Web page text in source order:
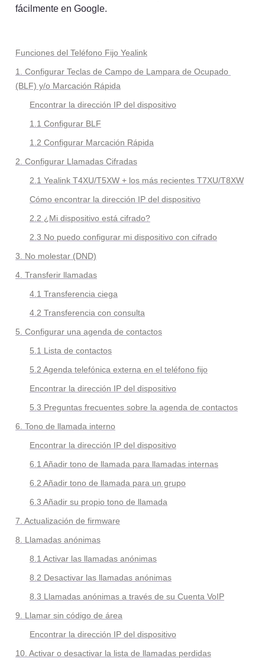
fácilmente en Google.
Funciones del Teléfono Fijo Yealink
1. Configurar Teclas de Campo de Lampara de Ocupado
(BLF) y/o Marcación Rápida
Encontrar la dirección IP del dispositivo
1.1 Configurar BLF
1.2 Configurar Marcación Rápida
2. Configurar Llamadas Cifradas
2.1 Yealink T4XU/T5XW + los más recientes T7XU/T8XW
Cómo encontrar la dirección IP del dispositivo
2.2 ¿Mi dispositivo está cifrado?
2.3 No puedo configurar mi dispositivo con cifrado
3. No molestar (DND)
4. Transferir llamadas
4.1 Transferencia ciega
4.2 Transferencia con consulta
5. Configurar una agenda de contactos
5.1 Lista de contactos
5.2 Agenda telefónica externa en el teléfono fijo
Encontrar la dirección IP del dispositivo
5.3 Preguntas frecuentes sobre la agenda de contactos
6. Tono de llamada interno
Encontrar la dirección IP del dispositivo
6.1 Añadir tono de llamada para llamadas internas
6.2 Añadir tono de llamada para un grupo
6.3 Añadir su propio tono de llamada
7. Actualización de firmware
8. Llamadas anónimas
8.1 Activar las llamadas anónimas
8.2 Desactivar las llamadas anónimas
8.3 Llamadas anónimas a través de su Cuenta VoIP
9. Llamar sin código de área
Encontrar la dirección IP del dispositivo
10. Activar o desactivar la lista de llamadas perdidas